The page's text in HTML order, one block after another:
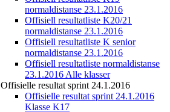
normaldistanse 23.1.2016
Offisiell resultatliste K20/21
normaldistanse 23.1.2016
Offisiell resultatliste K senior
normaldistanse 23.1.2016
Offisiell resultatliste normaldistanse
23.1.2016 Alle klasser
Offisielle resultat sprint 24.1.2016
Offisielle resultat sprint 24.1.2016
Klasse K17